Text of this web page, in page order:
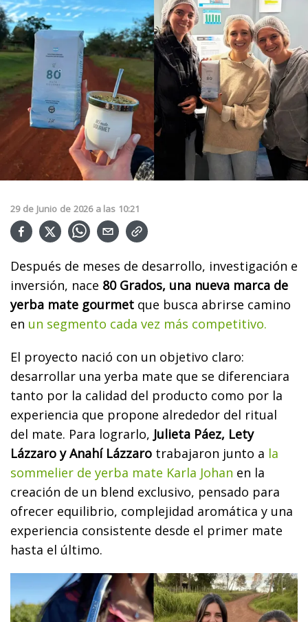
29 de Junio de 2026 a las 10:21
Después de meses de desarrollo, investigación e
inversión, nace 80 Grados, una nueva marca de
yerba mate gourmet que busca abrirse camino
en un segmento cada vez más competitivo.
El proyecto nació con un objetivo claro:
desarrollar una yerba mate que se diferenciara
tanto por la calidad del producto como por la
experiencia que propone alrededor del ritual
del mate. Para lograrlo, Julieta Páez, Lety
Lázzaro y Anahí Lázzaro trabajaron junto a la
sommelier de yerba mate Karla Johan en la
creación de un blend exclusivo, pensado para
ofrecer equilibrio, complejidad aromática y una
experiencia consistente desde el primer mate
hasta el último.